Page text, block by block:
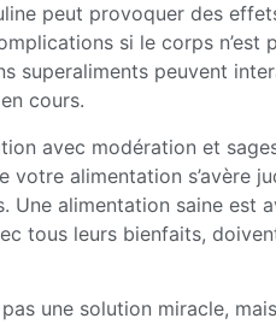
peut provoquer des
si le corps n’est
superaliments peuvent
cours.
avec modération et
votre alimentation s’avère
alimentation saine est
tous leurs bienfaits,
une solution miracle,